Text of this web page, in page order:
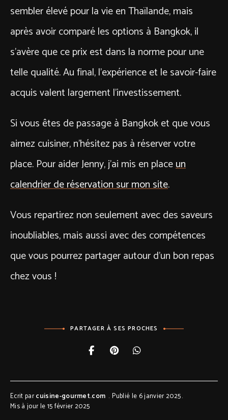
sembler élevé pour la vie en Thaïlande, mais
après avoir comparé les options à Bangkok, il
s’avère que ce prix est dans la norme pour une
telle qualité. Au final, l’expérience et le savoir-faire
acquis valent largement l’investissement.
Si vous êtes de passage à Bangkok et que vous
aimez cuisiner, n’hésitez pas à réserver votre
place. Pour aider Jenny, j’ai mis en placeun
calendrier de réservation sur mon site.
Vous repartirez non seulement avec des saveurs
inoubliables, mais aussi avec des compétences
que vous pourrez partager autour d’un bon repas
chez vous !
PARTAGER À SES PROCHES
Ecrit parcuisine-gourmet.com
Publié le 6 janvier 2025
Mis à jour le 15 février 2025